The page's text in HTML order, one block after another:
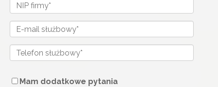
Mam dodatkowe pytania